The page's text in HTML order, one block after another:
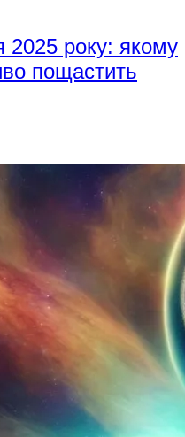
2025 року: якому
пощастить